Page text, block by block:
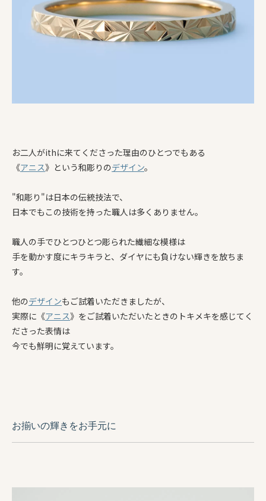
お二人がithに来てくださった理由のひとつでもある
《アニス》という和彫りのデザイン。
"和彫り"は日本の伝統技法で、
日本でもこの技術を持った職人は多くありません。
職人の手でひとつひとつ彫られた繊細な模様は
手を動かす度にキラキラと、ダイヤにも負けない輝きを放ちま
す。
他のデザインもご試着いただきましたが、
実際に《アニス》をご試着いただいたときのトキメキを感じてく
ださった表情は
今でも鮮明に覚えています。
お揃いの輝きをお手元に